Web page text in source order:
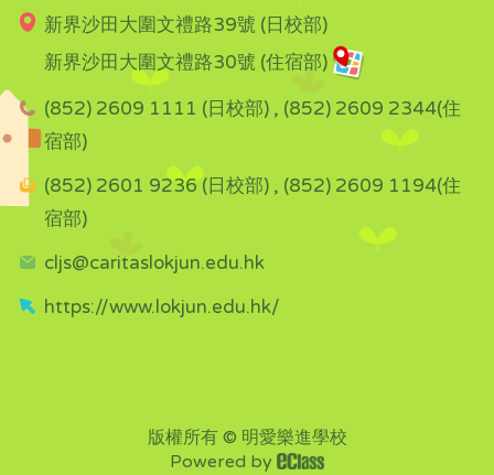
新界沙田大圍文禮路39號 (日校部)
新界沙田大圍文禮路30號 (住宿部)
(852) 2609 1111 (日校部) , (852) 2609 2344(住
宿部)
(852) 2601 9236 (日校部) , (852) 2609 1194(住
宿部)
cljs@caritaslokjun.edu.hk
https://www.lokjun.edu.hk/
版權所有 © 明愛樂進學校
Powered by